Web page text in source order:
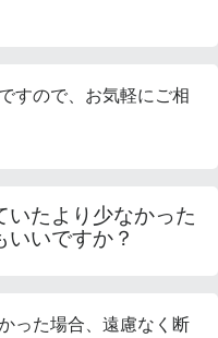
すので、お気軽にご相
いたより少なかった
いですか？
った場合、遠慮なく断